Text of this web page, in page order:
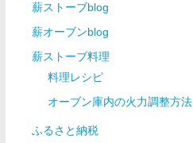
薪ストーブblog
薪オーブンblog
薪ストーブ料理
料理レシピ
オーブン庫内の火力調整方法
ふるさと納税